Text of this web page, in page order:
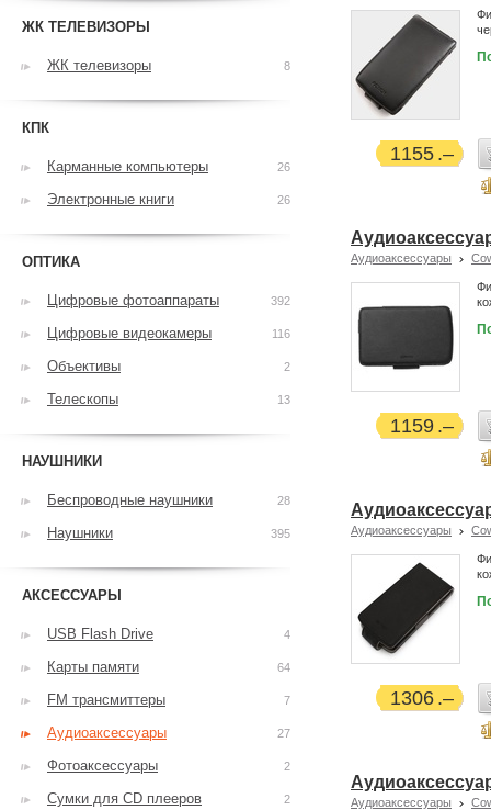
1155
Аудиоаксессуары
1159
Аудиоаксессуары
1306
Аудиоаксессуары
ЖК ТЕЛЕВИЗОРЫ
ЖК телевизоры 8
КПК
Карманные компьютеры 26
Электронные книги 26
ОПТИКА
Цифровые фотоаппараты 392
Цифровые видеокамеры 116
Объективы 2
Телескопы 13
НАУШНИКИ
Беспроводные наушники 28
Наушники 395
АКСЕССУАРЫ
USB Flash Drive 4
Карты памяти 64
FM трансмиттеры 7
Аудиоаксессуары 27
Фотоаксессуары 2
Сумки для CD плееров 2